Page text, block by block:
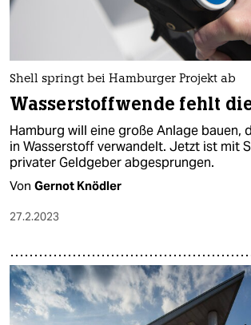
Shell springt bei Hamburger Projekt ab
Wasserstoffwende fehlt
Hamburg will eine große Anlage bauen,
in Wasserstoff verwandelt. Jetzt ist mit
privater Geldgeber abgesprungen.
Von Gernot Knödler
27.2.2023